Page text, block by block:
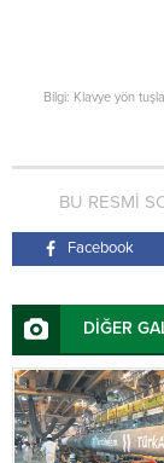
Bilgi: Klavye yön
BU RESMİ
Facebook
DİĞER